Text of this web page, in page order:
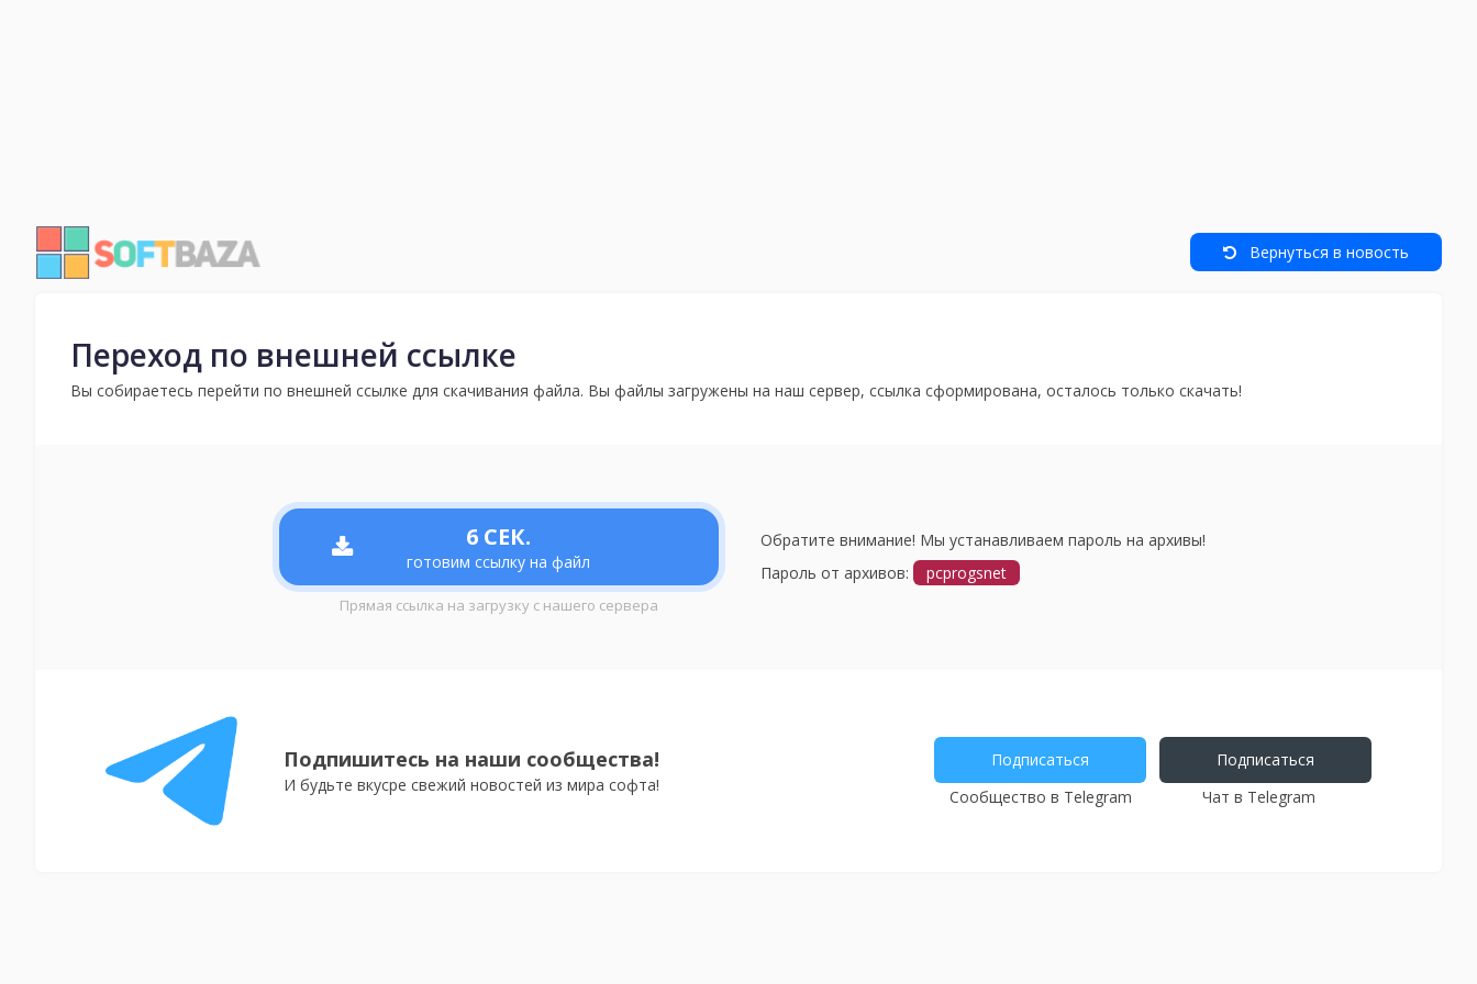
Вернуться в новость
Переход по внешней ссылке
Вы собираетесь перейти по внешней ссылке для скачивания файла. Вы файлы загружены на наш сервер, ссылка сформирована, осталось только скачать!
6 СЕК.
готовим ссылку на файл
Прямая ссылка на загрузку с нашего сервера
Обратите внимание! Мы устанавливаем пароль на архивы!
Пароль от архивов:
pcprogsnet
Подпишитесь на наши сообщества!
И будьте вкусре свежий новостей из мира софта!
Подписаться
Сообщество в Telegram
Подписаться
Чат в Telegram